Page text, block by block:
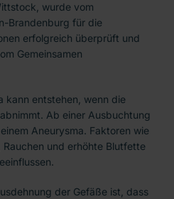
wurde vom
Brandenburg für die
erfolgreich überprüft und
Gemeinsamen
kann entstehen, wenn die
Ab einer Ausbuchtung
Aneurysma. Faktoren wie
und erhöhte Blutfette
der Gefäße ist, dass